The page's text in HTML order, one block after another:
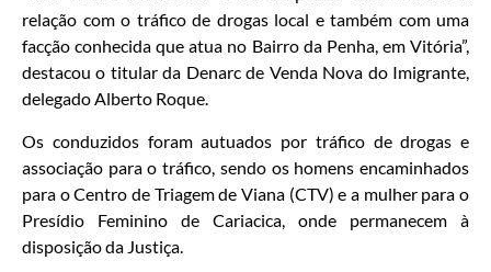
relação com o tráfico de drogas local e também com uma
facção conhecida que atua no Bairro da Penha, em Vitória”,
destacou o titular da Denarc de Venda Nova do Imigrante,
delegado Alberto Roque.
Os conduzidos foram autuados por tráfico de drogas e
associação para o tráfico, sendo os homens encaminhados
para o Centro de Triagem de Viana (CTV) e a mulher para o
Presídio Feminino de Cariacica, onde permanecem à
disposição da Justiça.